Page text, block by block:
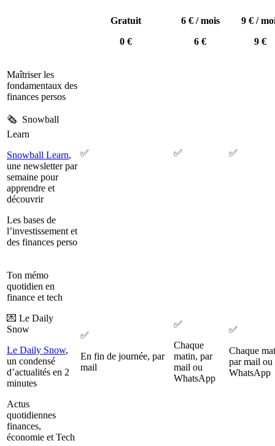
Gratuit
0 €
6 € / mois
6 €
9 € /
9 €
Maîtriser les
fondamentaux des
finances persos
🗞️ Snowball
Learn
Snowball Learn,
une newsletter par
semaine pour
apprendre et
découvrir
Les bases de
l’investissement et
des finances perso
✅ ✅ ✅
Ton mémo
quotidien en
finance et tech
💌 Le Daily
Snow
Le Daily Snow,
un condensé
d’actualités en 2
minutes
Actus
quotidiennes
finances,
économie et Tech
✅
En fin de journée, par
mail
✅
Chaque
matin, par
mail ou
WhatsApp
✅
Chaque
par mail ou
WhatsApp